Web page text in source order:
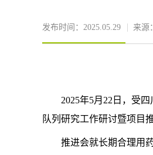
发布时间：2025.05.29 来源
2025年5月22日，受
队列研究工作研讨暨项目
推进会就长期合理用